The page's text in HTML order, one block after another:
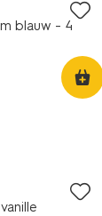
blauw - 4